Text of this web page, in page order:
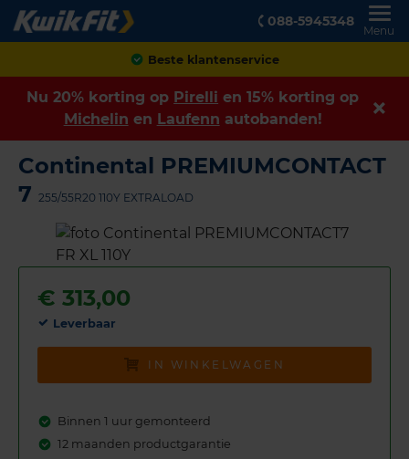
088-5945348
Menu
Achteraf betalen
Nu 20% korting op Pirelli en 15% korting op
Michelin en Laufenn autobanden!
Continental PREMIUMCONTACT
7 255/55R20 110Y EXTRALOAD
€ 313,00
Leverbaar
IN WINKELWAGEN
Binnen 1 uur gemonteerd
12 maanden productgarantie